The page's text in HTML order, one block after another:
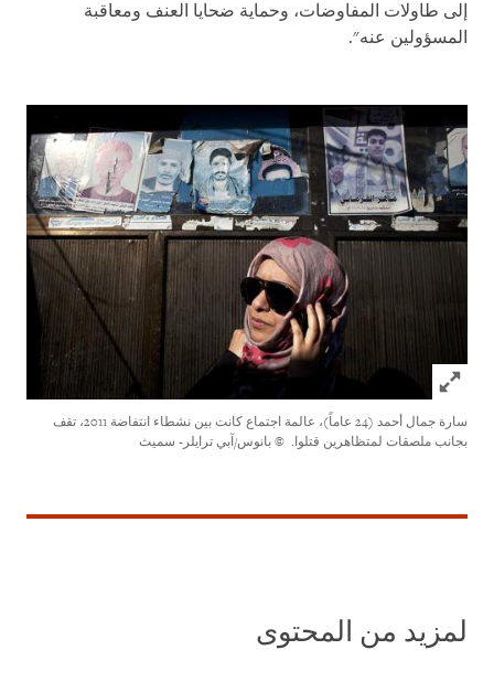
إلى طاولات المفاوضات، وحماية ضحايا العنف ومعاقبة
المسؤولين عنه".
Click to expand Image
سارة جمال أحمد (24 عاماً)، عالمة اجتماع كانت بين نشطاء انتفاضة 2011، تقف
بجانب ملصقات لمتظاهرين قتلوا. © بانوس/آبي ترايلر- سميث
لمزيد من المحتوى